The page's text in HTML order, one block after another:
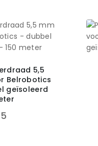
5,5
Belrobotics
geïsoleerd